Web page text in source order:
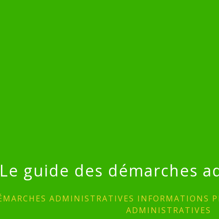
Le guide des démarches
ADMINISTRATIVES INFORMATIONS
ADMINISTRATIVES